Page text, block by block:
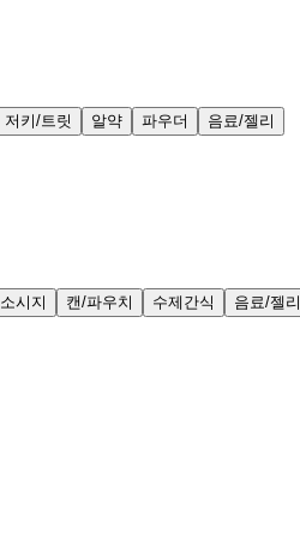
저키/트릿 알약 파우더 음료/젤리
소시지 캔/파우치 수제간식 음료/젤리